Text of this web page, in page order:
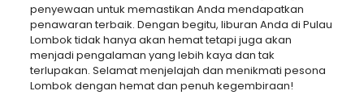
penyewaan untuk memastikan Anda mendapatkan
penawaran terbaik. Dengan begitu, liburan Anda di Pulau
Lombok tidak hanya akan hemat tetapi juga akan
menjadi pengalaman yang lebih kaya dan tak
terlupakan. Selamat menjelajah dan menikmati pesona
Lombok dengan hemat dan penuh kegembiraan!